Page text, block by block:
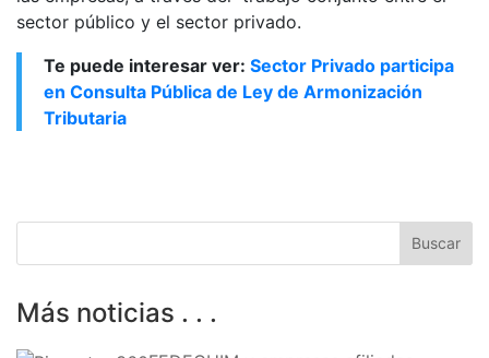
sector público y el sector privado.
Te puede interesar ver: Sector Privado participa
en Consulta Pública de Ley de Armonización
Tributaria
Más noticias . . .